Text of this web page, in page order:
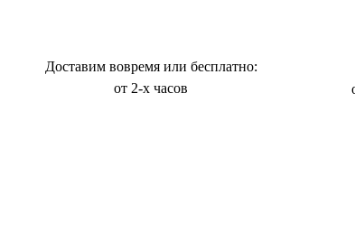
Доставим вовремя или бесплатно:
от 2-х часов